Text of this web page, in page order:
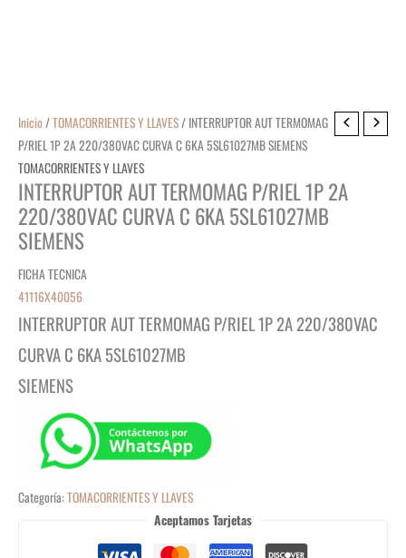
Inicio/TOMACORRIENTES Y LLAVES/ INTERRUPTOR AUT TERMOMAG
P/RIEL 1P 2A 220/380VAC CURVA C 6KA 5SL61027MB SIEMENS
TOMACORRIENTES Y LLAVES
INTERRUPTOR AUT TERMOMAG P/RIEL 1P 2A
220/380VAC CURVA C 6KA 5SL61027MB
SIEMENS
FICHA TECNICA
41116X40056
INTERRUPTOR AUT TERMOMAG P/RIEL 1P 2A 220/380VAC
CURVA C 6KA 5SL61027MB
SIEMENS
Categoría:TOMACORRIENTES Y LLAVES
Aceptamos Tarjetas